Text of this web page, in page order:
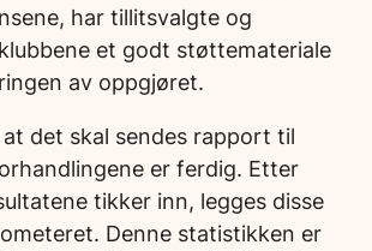
har tillitsvalgte og
et godt støttemateriale
av oppgjøret.
det skal sendes rapport til
er ferdig. Etter
tikker inn, legges disse
Denne statistikken er